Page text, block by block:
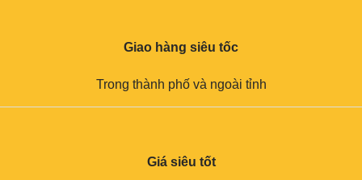
Giao hàng siêu tốc
Trong thành phố và ngoài tỉnh
Giá siêu tốt